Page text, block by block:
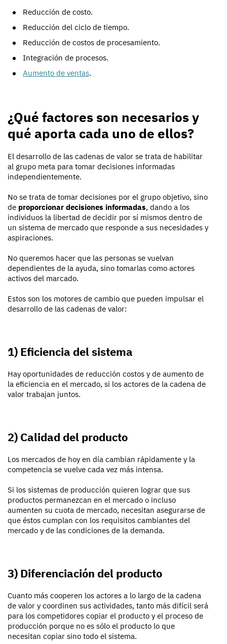
Reducción de costo.
Reducción del ciclo de tiempo.
Reducción de costos de procesamiento.
Integración de procesos.
Aumento de ventas.
¿Qué factores son necesarios y
qué aporta cada uno de ellos?
El desarrollo de las cadenas de valor se trata de habilitar
al grupo meta para tomar decisiones informadas
independientemente.
No se trata de tomar decisiones por el grupo objetivo, sino
de proporcionar decisiones informadas, dando a los
individuos la libertad de decidir por sí mismos dentro de
un sistema de mercado que responde a sus necesidades y
aspiraciones.
No queremos hacer que las personas se vuelvan
dependientes de la ayuda, sino tomarlas como actores
activos del marcado.
Estos son los motores de cambio que pueden impulsar el
desarrollo de las cadenas de valor:
1) Eficiencia del sistema
Hay oportunidades de reducción costos y de aumento de
la eficiencia en el mercado, si los actores de la cadena de
valor trabajan juntos.
2) Calidad del producto
Los mercados de hoy en día cambian rápidamente y la
competencia se vuelve cada vez más intensa.
Si los sistemas de producción quieren lograr que sus
productos permanezcan en el mercado o incluso
aumenten su cuota de mercado, necesitan asegurarse de
que éstos cumplan con los requisitos cambiantes del
mercado y de las condiciones de la demanda.
3) Diferenciación del producto
Cuanto más cooperen los actores a lo largo de la cadena
de valor y coordinen sus actividades, tanto más difícil será
para los competidores copiar el producto y el proceso de
producción porque no es sólo el producto lo que
necesitan copiar sino todo el sistema.